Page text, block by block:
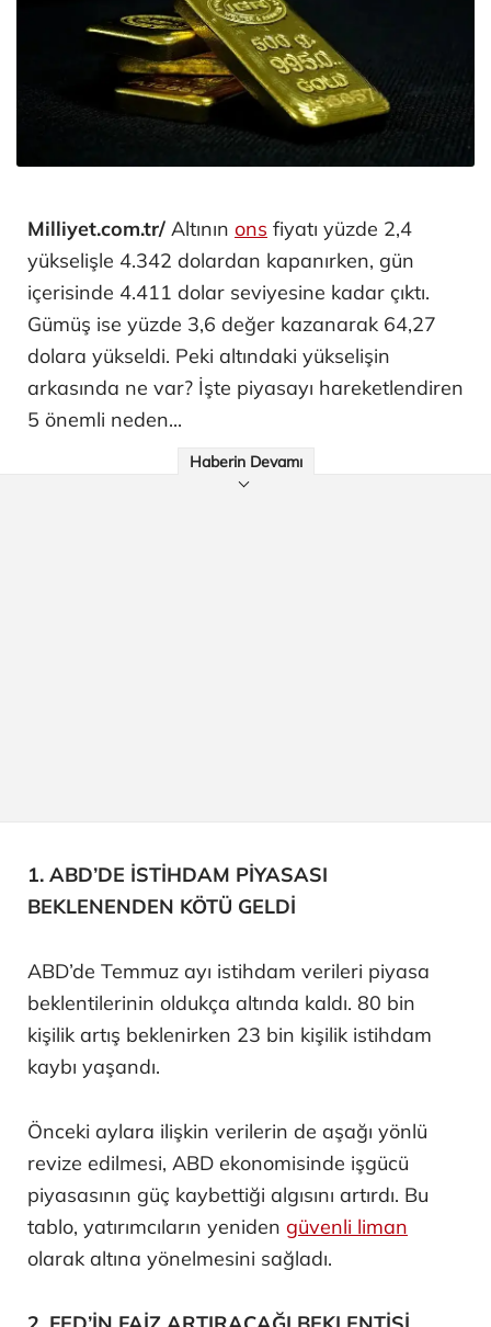
Milliyet.com.tr/ Altının ons fiyatı yüzde 2,4
yükselişle 4.342 dolardan kapanırken, gün
içerisinde 4.411 dolar seviyesine kadar çıktı.
Gümüş ise yüzde 3,6 değer kazanarak 64,27
dolara yükseldi. Peki altındaki yükselişin
arkasında ne var? İşte piyasayı hareketlendiren
5 önemli neden...
Haberin Devamı
1. ABD’DE İSTİHDAM PİYASASI
BEKLENENDEN KÖTÜ GELDİ
ABD’de Temmuz ayı istihdam verileri piyasa
beklentilerinin oldukça altında kaldı. 80 bin
kişilik artış beklenirken 23 bin kişilik istihdam
kaybı yaşandı.
Önceki aylara ilişkin verilerin de aşağı yönlü
revize edilmesi, ABD ekonomisinde işgücü
piyasasının güç kaybettiği algısını artırdı. Bu
tablo, yatırımcıların yeniden güvenli liman
olarak altına yönelmesini sağladı.